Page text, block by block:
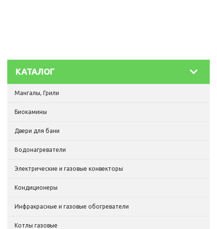
КАТАЛОГ
Мангалы, Грили
Биокамины
Двери для бани
Водонагреватели
Электрические и газовые конвекторы
Кондиционеры
Инфракрасные и газовые обогреватели
Котлы газовые